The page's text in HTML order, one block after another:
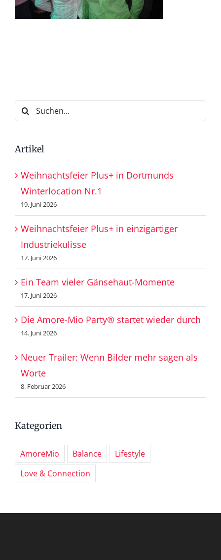
Suche
nach:
Artikel
Weihnachtsfeier Plus+ in Dortmunds
Winterlocation Nr.1
19. Juni 2026
Weihnachtsfeier Plus+ in einzigartiger
Industriekulisse
17. Juni 2026
Ein Team vieler Gänsehaut-Momente
17. Juni 2026
Die Amore-Mio Party® startet wieder durch
14. Juni 2026
Neuer Trailer: Wenn Bilder mehr sagen als
Worte
8. Februar 2026
Kategorien
AmoreMio Balance
Lifestyle
Love & Connection